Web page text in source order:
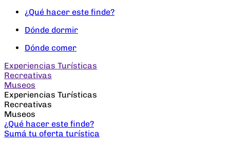
¿Qué hacer este finde?
Dónde dormir
Dónde comer
Experiencias Turísticas
Recreativas
Museos
Experiencias Turísticas
Recreativas
Museos
¿Qué hacer este finde?
Sumá tu oferta turística